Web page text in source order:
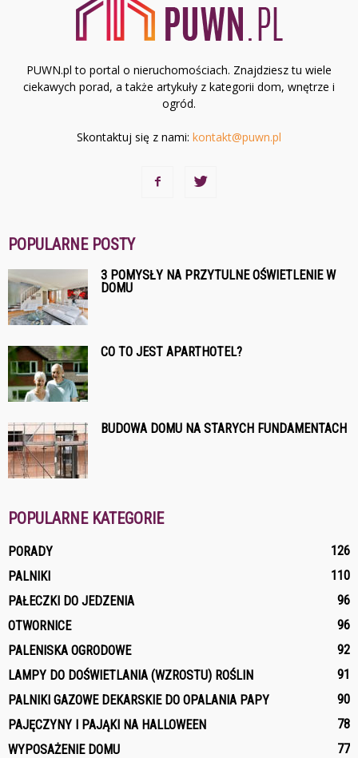
PUWN.pl to portal o nieruchomościach. Znajdziesz tu wiele
ciekawych porad, a także artykuły z kategorii dom, wnętrze i
ogród.
Skontaktuj się z nami: kontakt@puwn.pl
POPULARNE POSTY
3 POMYSŁY NA PRZYTULNE OŚWIETLENIE W
DOMU
CO TO JEST APARTHOTEL?
BUDOWA DOMU NA STARYCH FUNDAMENTACH
POPULARNE KATEGORIE
PORADY
126
PALNIKI
110
PAŁECZKI DO JEDZENIA
96
OTWORNICE
96
PALENISKA OGRODOWE
92
LAMPY DO DOŚWIETLANIA (WZROSTU) ROŚLIN
91
PALNIKI GAZOWE DEKARSKIE DO OPALANIA PAPY
90
PAJĘCZYNY I PAJĄKI NA HALLOWEEN
78
WYPOSAŻENIE DOMU
77